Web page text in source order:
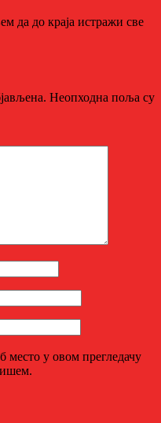
да до краја истражи све
Неопходна поља су
место у овом прегледачу